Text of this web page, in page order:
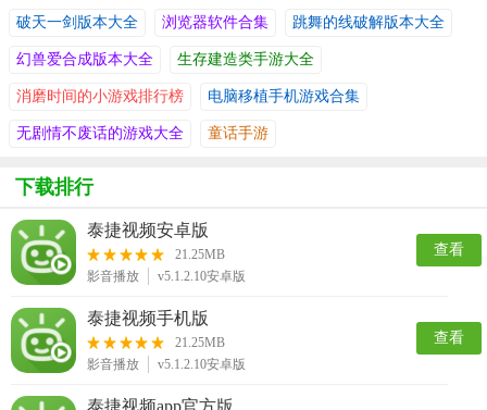
破天一剑版本大全 浏览器软件合集 跳舞的线破解版本大全
幻兽爱合成版本大全 生存建造类手游大全
消磨时间的小游戏排行榜 电脑移植手机游戏合集
无剧情不废话的游戏大全 童话手游
下载排行
泰捷视频安卓版
21.25MB
影音播放
v5.1.2.10安卓版
查看
泰捷视频手机版
21.25MB
影音播放
v5.1.2.10安卓版
查看
泰捷视频app官方版